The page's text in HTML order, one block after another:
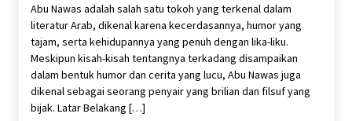
Santunan Ramadhan Istimewa Menyambut Idul
Fitri 1442 H di Suara Yatim
5 tahun ago
Santunan 27 Februari 2021, Alhamdulillah…
5 tahun ago
Abu Nawas adalah salah satu tokoh yang terkenal dalam
literatur Arab, dikenal karena kecerdasannya, humor yang
tajam, serta kehidupannya yang penuh dengan lika-liku.
Meskipun kisah-kisah tentangnya terkadang disampaikan
dalam bentuk humor dan cerita yang lucu, Abu Nawas juga
dikenal sebagai seorang penyair yang brilian dan filsuf yang
bijak. Latar Belakang […]